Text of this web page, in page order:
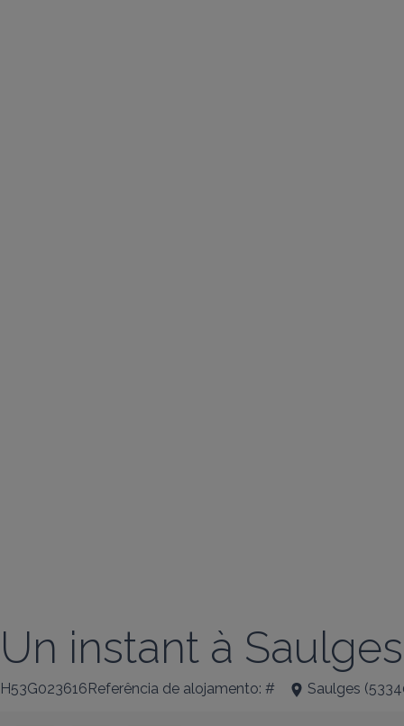
Un instant à
H53G023616Referência de alojamento: # Saulges (